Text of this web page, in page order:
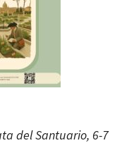
del Santuario, 6-7